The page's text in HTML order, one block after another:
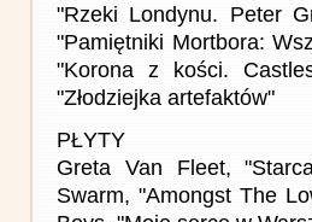
"Rzeki Londynu. Peter
"Pamiętniki Mortbora:
"Korona z kości.
"Złodziejka artefaktów"
PŁYTY
Greta Van Fleet,
Swarm, "Amongst The